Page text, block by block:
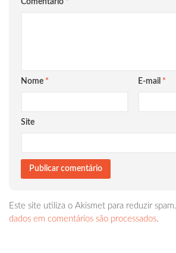
Comentário *
Nome * E-mail *
Site
Este site utiliza o Akismet para reduzir spam.
dados em comentários são processados.